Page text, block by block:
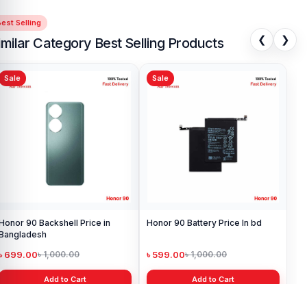
Selling
Category Best Selling Products ❮ ❯
Sale
90 Backshell Price in
699.00৳ 1,000.00
Add to Cart
Sale
Honor 90 Battery Price In bd
৳ 599.00৳ 1,000.00
Add to Cart